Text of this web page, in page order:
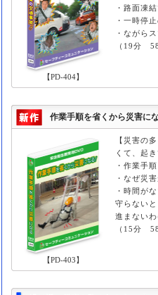
【PD-404】
・路面凍
・一時停
・ながら
（19分
作業手順を省くから災害に
【PD-403】
【災害の
くて、起
・作業手
・なぜ災
・時間が
守らない
進まない
（15分